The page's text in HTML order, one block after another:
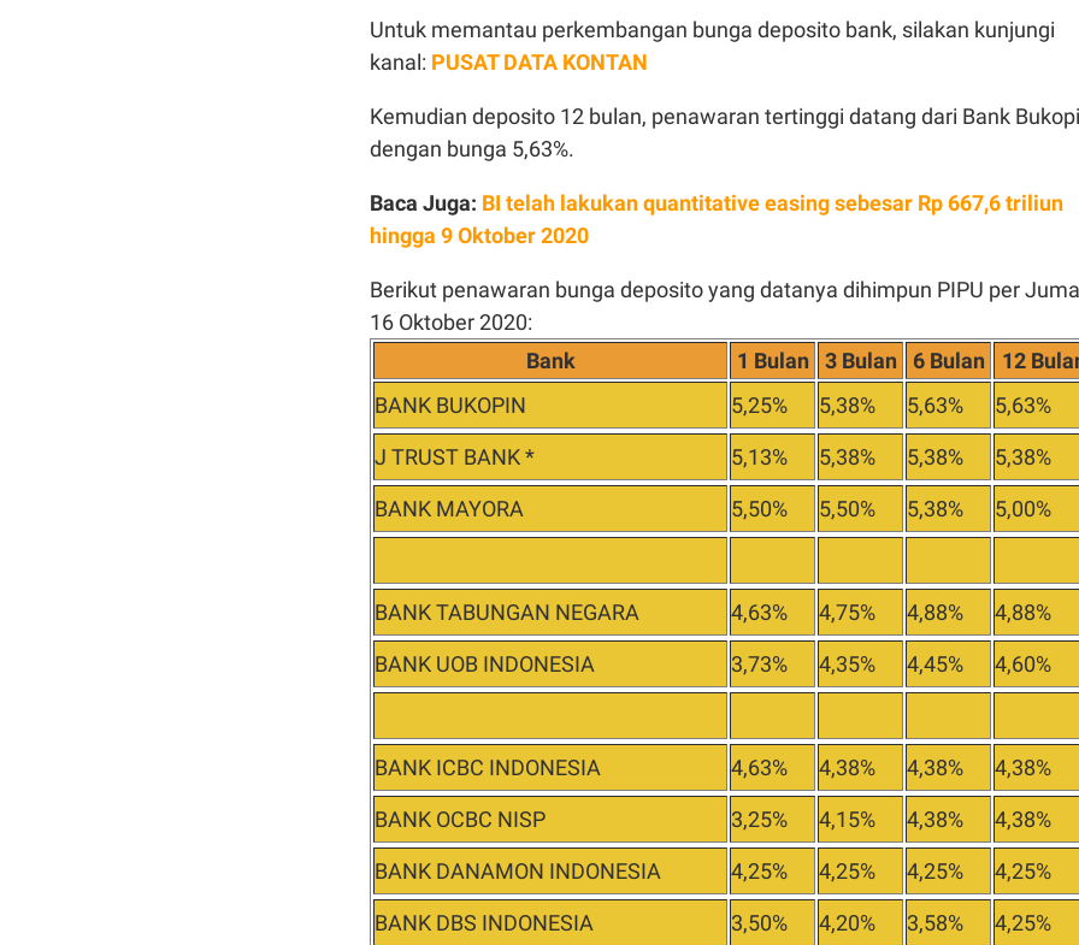
Untuk memantau perkembangan bunga deposito bank, silakan kunjungi
kanal: PUSAT DATA KONTAN
Kemudian deposito 12 bulan, penawaran tertinggi datang dari Bank
dengan bunga 5,63%.
Baca Juga: BI telah lakukan quantitative easing sebesar Rp 667,6 triliun
hingga 9 Oktober 2020
Berikut penawaran bunga deposito yang datanya dihimpun PIPU per
16 Oktober 2020:
Bank
1 Bulan 3 Bulan 6 Bulan
12
BANK BUKOPIN
5,25% 5,38% 5,63% 5,63%
J TRUST BANK * 5,13% 5,38% 5,38% 5,38%
BANK MAYORA 5,50% 5,50% 5,38% 5,00%
BANK TABUNGAN NEGARA 4,63% 4,75% 4,88% 4,88%
BANK UOB INDONESIA 3,73% 4,35% 4,45% 4,60%
BANK ICBC INDONESIA 4,63% 4,38% 4,38% 4,38%
BANK OCBC NISP 3,25% 4,15% 4,38% 4,38%
BANK DANAMON INDONESIA 4,25% 4,25% 4,25% 4,25%
BANK DBS INDONESIA 3,50% 4,20% 3,58% 4,25%